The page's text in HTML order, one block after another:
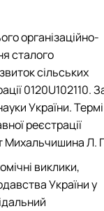
організаційно-
сталого
сільських
0120U102110.
України.
реєстрації
Михальчишина Л.
виклики,
України у